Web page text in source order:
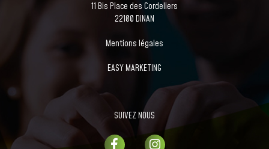
11 Bis Place des Cordeliers
22100 DINAN
Mentions légales
EASY MARKETING
SUIVEZ NOUS